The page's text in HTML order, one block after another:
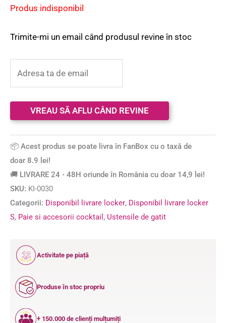
Produs indisponibil
Trimite-mi un email când produsul revine în stoc
📦 Acest produs se poate livra în FanBox cu o taxă de
doar 8.9 lei!
🚚 LIVRARE 24 - 48H oriunde în România cu doar 14,9 lei!
SKU: KI-0030
Categorii: Disponibil livrare locker, Disponibil livrare locker
S, Paie si accesorii cocktail , Ustensile de gatit
12
ANI
Activitate pe piață
Produse în stoc propriu
+ 150.000 de clienți mulțumiți